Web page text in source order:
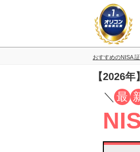
おすすめのNISA
【2026
／ 最